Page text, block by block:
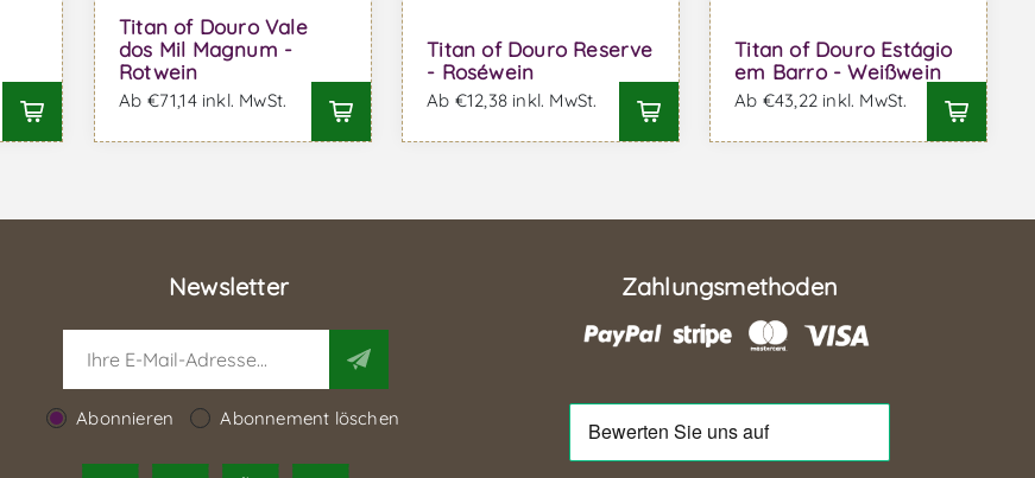
Titan of Douro Vale
dos Mil Magnum -
Rotwein
Ab €71,14 inkl. MwSt.
Titan of Douro Reserve
- Roséwein
Ab €12,38 inkl. MwSt.
Titan of Douro Estágio
em Barro - Weißwein
Ab €43,22 inkl. MwSt.
Newsletter
Abonnieren Abonnement löschen
Zahlungsmethoden